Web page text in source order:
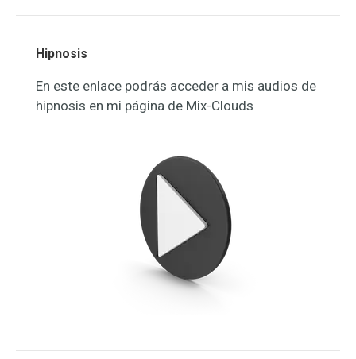
Hipnosis
En este enlace podrás acceder a mis audios de
hipnosis en mi página de Mix-Clouds